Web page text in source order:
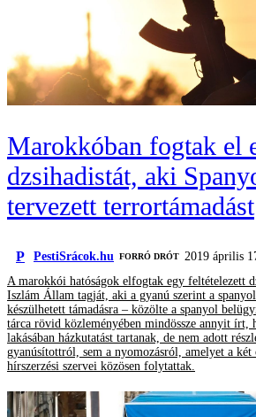
Marokkóban fogtak el
dzsihadistát, aki
tervezett terrortámadást
P PestiSrácok.hu FORRÓ DRÓT 2019 április
A marokkói hatóságok elfogtak egy feltételezett
Iszlám Állam tagját, aki a gyanú szerint a
készülhetett támadásra – közölte a spanyol
tárca rövid közleményében mindössze annyit
lakásában házkutatást tartanak, de nem adott
gyanúsítottról, sem a nyomozásról, amelyet a két
hírszerzési szervei közösen folytattak.